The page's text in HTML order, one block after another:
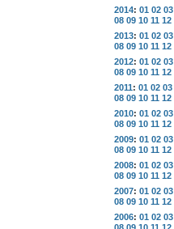
2014: 01 02 03
08 09 10 11 12
2013: 01 02 03
08 09 10 11 12
2012: 01 02 03
08 09 10 11 12
2011: 01 02 03
08 09 10 11 12
2010: 01 02 03
08 09 10 11 12
2009: 01 02 03
08 09 10 11 12
2008: 01 02 03
08 09 10 11 12
2007: 01 02 03
08 09 10 11 12
2006: 01 02 03